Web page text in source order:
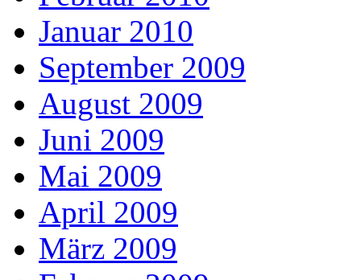
Januar 2010
September 2009
August 2009
Juni 2009
Mai 2009
April 2009
März 2009